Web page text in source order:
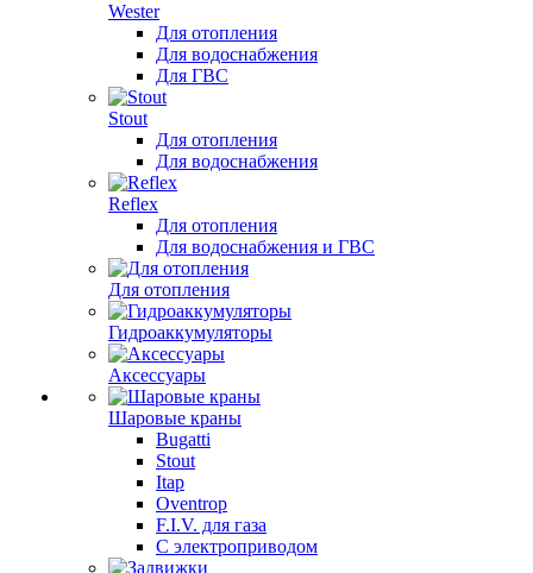
Wester
Для отопления
Для водоснабжения
Для ГВС
Stout
Для отопления
Для водоснабжения
Reflex
Для отопления
Для водоснабжения и ГВС
Для отопления
Гидроаккумуляторы
Аксессуары
Шаровые краны
Bugatti
Stout
Itap
Oventrop
F.I.V. для газа
С электроприводом